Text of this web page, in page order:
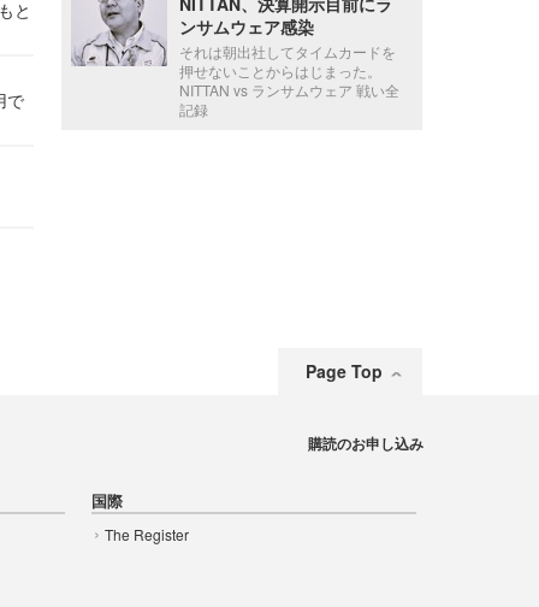
と
で
ンサムウェア感染
それは朝出社してタイムカードを
押せないことからはじまった。
NITTAN vs ランサムウェア 戦い全
記録
Page Top
国際
The Register
購読のお申し込み